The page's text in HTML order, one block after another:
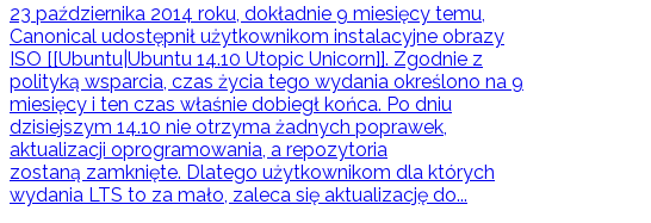
23 października 2014 roku, dokładnie 9 miesięcy temu,
Canonical udostępnił użytkownikom instalacyjne obrazy
ISO [[Ubuntu|Ubuntu 14.10 Utopic Unicorn]]. Zgodnie z
polityką wsparcia, czas życia tego wydania określono na 9
miesięcy i ten czas właśnie dobiegł końca. Po dniu
dzisiejszym 14.10 nie otrzyma żadnych poprawek,
aktualizacji oprogramowania, a repozytoria
zostaną zamknięte. Dlatego użytkownikom dla których
wydania LTS to za mało, zaleca się aktualizację do...